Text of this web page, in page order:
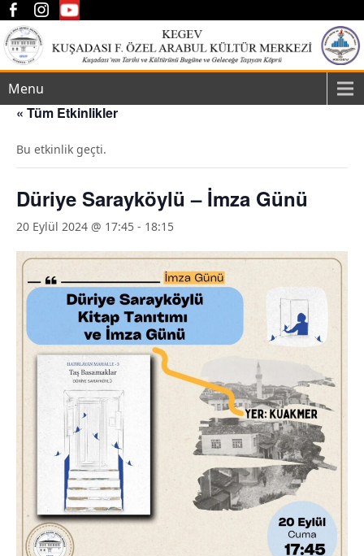
Menu
« Tüm Etkinlikler
Bu etkinlik geçti.
Düriye Sarayköylü – İmza Günü
20 Eylül 2024 @ 17:45 - 18:15